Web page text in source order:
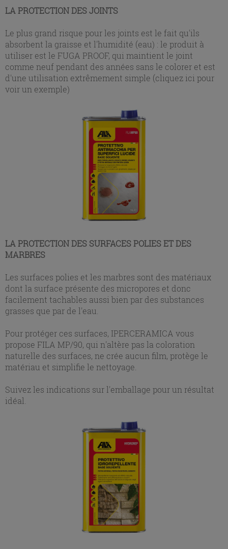
LA PROTECTION DES JOINTS
Le plus grand risque pour les joints est le fait qu'ils
absorbent la graisse et l'humidité (eau) : le produit à
utiliser est le FUGA PROOF, qui maintient le joint
comme neuf pendant des années sans le colorer et est
d'une utilisation extrêmement simple (cliquez ici pour
voir un exemple)
LA PROTECTION DES SURFACES POLIES ET DES
MARBRES
Les surfaces polies et les marbres sont des matériaux
dont la surface présente des micropores et donc
facilement tachables aussi bien par des substances
grasses que par de l'eau.
Pour protéger ces surfaces, IPERCERAMICA vous
propose FILA MP/90, qui n'altère pas la coloration
naturelle des surfaces, ne crée aucun film, protège le
matériau et simplifie le nettoyage.
Suivez les indications sur l'emballage pour un résultat
idéal.